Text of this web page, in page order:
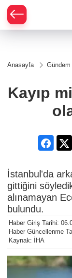
Anasayfa Gündem
Kayıp
İstanbul'da
gittiğini
alınamayan
bulundu.
Haber Giriş Tarihi:
Haber Güncellenme
Kaynak: İHA